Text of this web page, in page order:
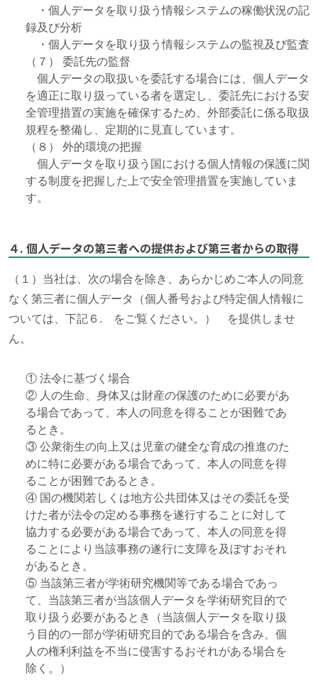
・個人データを取り扱う情報システムの稼働状況の記
録及び分析
・個人データを取り扱う情報システムの監視及び監査
（７） 委託先の監督
個人データの取扱いを委託する場合には、個人データ
を適正に取り扱っている者を選定し、委託先における安
全管理措置の実施を確保するため、外部委託に係る取扱
規程を整備し、定期的に見直しています。
（８） 外的環境の把握
個人データを取り扱う国における個人情報の保護に関
する制度を把握した上で安全管理措置を実施していま
す。
４. 個人データの第三者への提供および第三者からの取得
（１）当社は、次の場合を除き、あらかじめご本人の同意
なく第三者に個人データ（個人番号および特定個人情報に
ついては、下記６. をご覧ください。） を提供しませ
ん。
① 法令に基づく場合
② 人の生命、身体又は財産の保護のために必要があ
る場合であって、本人の同意を得ることが困難であ
るとき。
③ 公衆衛生の向上又は児童の健全な育成の推進のた
めに特に必要がある場合であって、本人の同意を得
ることが困難であるとき。
④ 国の機関若しくは地方公共団体又はその委託を受
けた者が法令の定める事務を遂行することに対して
協力する必要がある場合であって、本人の同意を得
ることにより当該事務の遂行に支障を及ぼすおそれ
があるとき。
⑤ 当該第三者が学術研究機関等である場合であっ
て、当該第三者が当該個人データを学術研究目的で
取り扱う必要があるとき（当該個人データを取り扱
う目的の一部が学術研究目的である場合を含み、個
人の権利利益を不当に侵害するおそれがある場合を
除く。）